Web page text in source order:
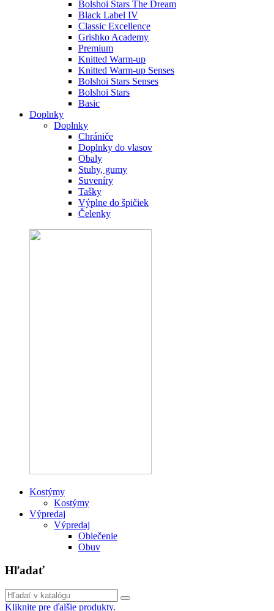
Bolshoi Stars The Dream
Black Label IV
Classic Excellence
Grishko Academy
Premium
Knitted Warm-up
Knitted Warm-up Senses
Bolshoi Stars Senses
Bolshoi Stars
Basic
Doplnky
Doplnky
Chrániče
Doplnky do vlasov
Obaly
Stuhy, gumy
Suveníry
Tašky
Výplne do špičiek
Čelenky
Kostýmy
Kostýmy
Výpredaj
Výpredaj
Oblečenie
Obuv
Hľadať
Kliknite pre ďalšie produkty.